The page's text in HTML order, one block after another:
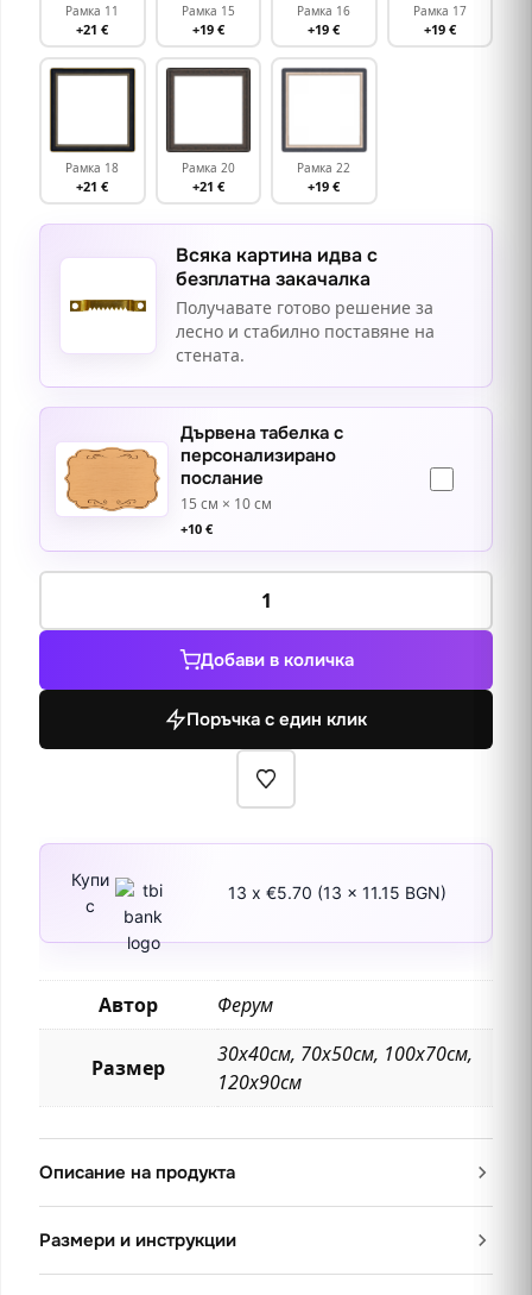
Рамка 11
+21 €
Рамка 15
+19 €
Рамка 16
+19 €
Рамка 17
+19 €
Рамка 18
+21 €
Рамка 20
+21 €
Рамка 22
+19 €
Всяка картина идва с
безплатна закачалка
Получавате готово решение за
лесно и стабилно поставяне на
стената.
Дървена табелка с
персонализирано
послание
15 см × 10 см
+10 €
количество
След
служба
Добави в количка
Поръчка с един клик
Купи
с
13 x €5.70 (13 x 11.15 BGN)
Автор Ферум
Размер
30х40см, 70х50см, 100х70см,
120х90см
Описание на продукта
Размери и инструкции